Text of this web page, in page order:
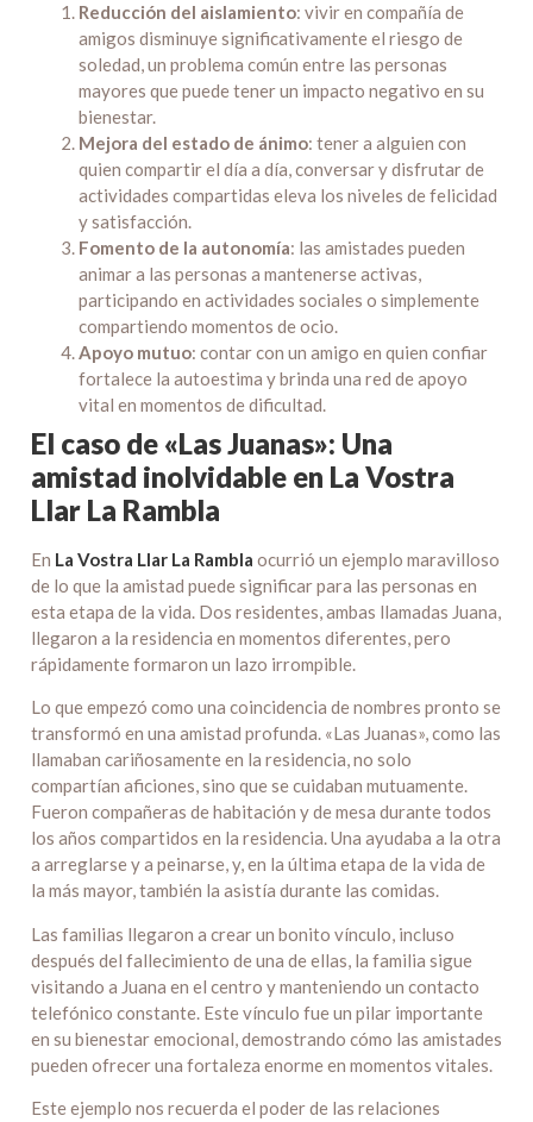
Reducción del aislamiento: vivir en compañía de
amigos disminuye significativamente el riesgo de
soledad, un problema común entre las personas
mayores que puede tener un impacto negativo en su
bienestar.
Mejora del estado de ánimo: tener a alguien con
quien compartir el día a día, conversar y disfrutar de
actividades compartidas eleva los niveles de felicidad
y satisfacción.
Fomento de la autonomía: las amistades pueden
animar a las personas a mantenerse activas,
participando en actividades sociales o simplemente
compartiendo momentos de ocio.
Apoyo mutuo: contar con un amigo en quien confiar
fortalece la autoestima y brinda una red de apoyo
vital en momentos de dificultad.
El caso de «Las Juanas»: Una
amistad inolvidable en La Vostra
Llar La Rambla
En La Vostra Llar La Rambla ocurrió un ejemplo maravilloso
de lo que la amistad puede significar para las personas en
esta etapa de la vida. Dos residentes, ambas llamadas Juana,
llegaron a la residencia en momentos diferentes, pero
rápidamente formaron un lazo irrompible.
Lo que empezó como una coincidencia de nombres pronto se
transformó en una amistad profunda. «Las Juanas», como las
llamaban cariñosamente en la residencia, no solo
compartían aficiones, sino que se cuidaban mutuamente.
Fueron compañeras de habitación y de mesa durante todos
los años compartidos en la residencia. Una ayudaba a la otra
a arreglarse y a peinarse, y, en la última etapa de la vida de
la más mayor, también la asistía durante las comidas.
Las familias llegaron a crear un bonito vínculo, incluso
después del fallecimiento de una de ellas, la familia sigue
visitando a Juana en el centro y manteniendo un contacto
telefónico constante. Este vínculo fue un pilar importante
en su bienestar emocional, demostrando cómo las amistades
pueden ofrecer una fortaleza enorme en momentos vitales.
Este ejemplo nos recuerda el poder de las relaciones